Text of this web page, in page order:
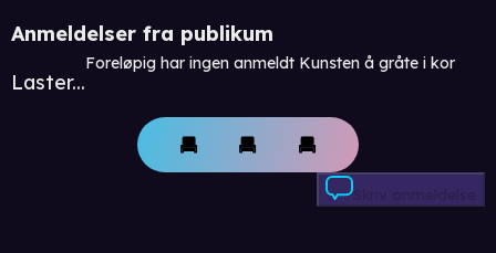
Anmeldelser fra publikum
Laster...
Foreløpig har ingen anmeldt Kunsten å gråte i kor
Skriv anmeldelse